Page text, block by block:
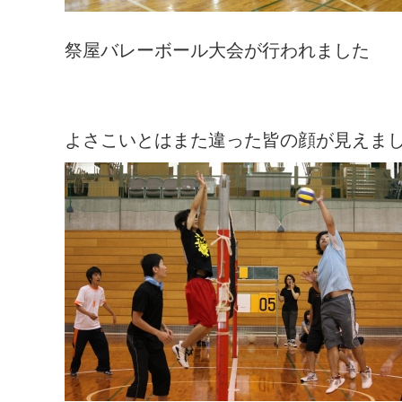
祭屋バレーボール大会が行われました
よさこいとはまた違った皆の顔が見えま